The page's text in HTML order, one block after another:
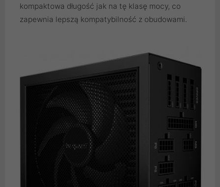
kompaktowa długość jak na tę klasę mocy, co
zapewnia lepszą kompatybilność z obudowami.